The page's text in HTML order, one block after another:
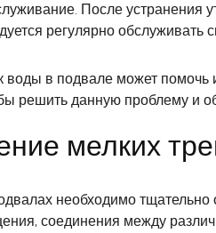
После устранения
регулярно обслуживать
воды в подвале может
решить данную проблему и
мелких
необходимо
соединения между